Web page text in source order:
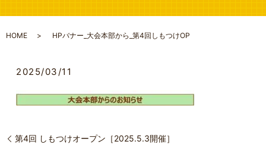
HOME HPバナー_大会本部から_第4回しもつけOP
2025/03/11
第4回 しもつけオープン［2025.5.3開催］